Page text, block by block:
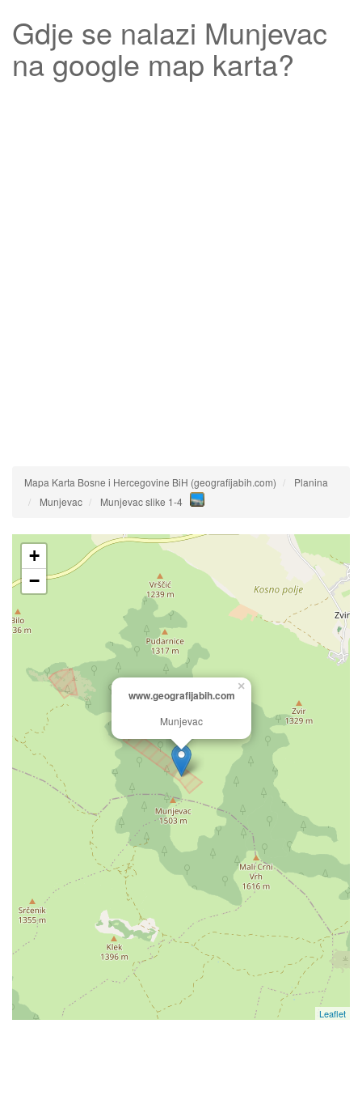
Gdje se nalazi Munjevac
na google map karta?
Mapa Karta Bosne i Hercegovine BiH (geografijabih.com)
Planina
Munjevac
Munjevac slike 1-4
www.geografijabih.com
Munjevac
×
+
−
Leaflet